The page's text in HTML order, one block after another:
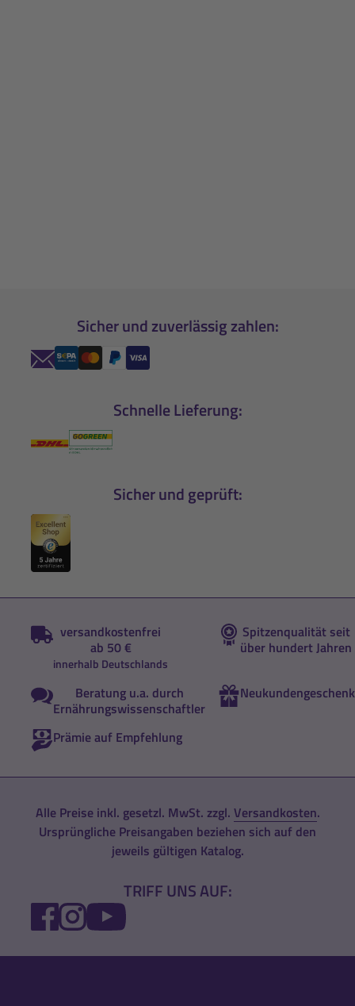
Sicher und zuverlässig zahlen:
Schnelle Lieferung:
Sicher und geprüft:
versandkostenfrei
ab 50 €
innerhalb Deutschlands
Spitzenqualität seit
über hundert Jahren
Beratung u.a. durch
Ernährungswissenschaftler
Neukundengeschenk
Prämie auf Empfehlung
Alle Preise inkl. gesetzl. MwSt. zzgl. Versandkosten.
Ursprüngliche Preisangaben beziehen sich auf den
jeweils gültigen Katalog.
TRIFF UNS AUF:
FACEBOOK
INSTAGRAM
YOUTUBE